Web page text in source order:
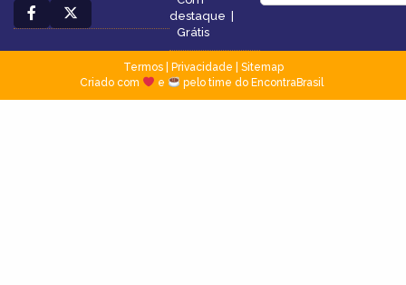
destaque |
Grátis
Termos| Privacidade
Sitemap
Criado com
e pelo time do EncontraBrasil